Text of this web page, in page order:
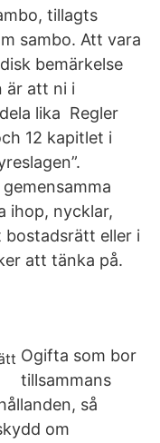
tillagts
sambo. Att vara
bemärkelse
är att ni i
lika Regler
12 kapitlet i
ihop, nycklar,
eller i
att tänka på.
Ogifta som bor
tillsammans
så
om